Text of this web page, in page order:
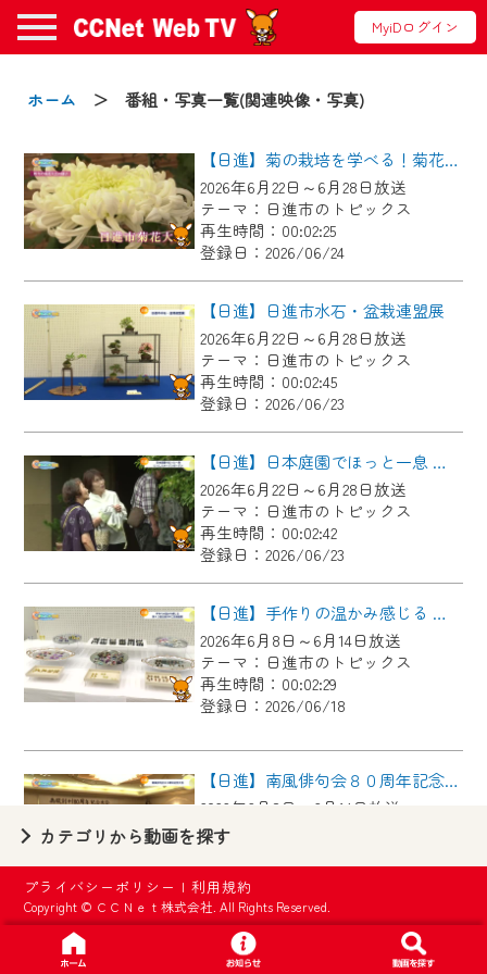
MyiDログイン
ホーム ＞ 番組・写真一覧(関連映像・写真)
【日進】菊の栽培を学べる！菊花大会に向けた菊づくり講習会
2026年6月22日～6月28日放送
テーマ：日進市のトピックス
再生時間：00:02:25
登録日：2026/06/24
【日進】日進市水石・盆栽連盟展
2026年6月22日～6月28日放送
テーマ：日進市のトピックス
再生時間：00:02:45
登録日：2026/06/23
【日進】日本庭園でほっと一息 にっしんオープンガーデン
2026年6月22日～6月28日放送
テーマ：日進市のトピックス
再生時間：00:02:42
登録日：2026/06/23
【日進】手作りの温かみ感じる 第４３回日進市手工芸連盟展
2026年6月8日～6月14日放送
テーマ：日進市のトピックス
再生時間：00:02:29
登録日：2026/06/18
【日進】南風俳句会８０周年記念大会
2026年6月8日～6月14日放送
テーマ：日進市のトピックス
再生時間：00:02:42
登録日：2026/06/18
【日進】元中日ドラゴンズ山本昌広さんが教える野球教室
2026年6月1日～6月7日放送
カテゴリから動画を探す
プライバシーポリシー |利用規約
Copyright © ＣＣＮｅｔ株式会社. All Rights Reserved.
お知らせ
2024/09/02
動画配信サービス『CCNet Web TV』は2024
年9月24日からリニューアルします！
【変更点】
◆デザイン変更により、お住まいの地域
の動画コンテンツが一目瞭然。
◆当社アプリやＰＣブラウザから、いつ
でも・どこでも・外出先でも！
CCNetサービスエリア20市町の地域情報
番組をご視聴いただけます！
【ご注意】
2024年9月24日からはご加入者様へのサー
ビス向上のため、
『CCNet Web TV』を利用いただくには、
一部コンテンツを除き、
CCNetサービスへの加入と『CCNetマイ
ページ※』へのログインが必要となりま
す。
いたします。
要となります。
※MyIDとは、CCNet Web TVを含むCCNetの
各種サービスをご利用頂くためのIDです。
IDはお客様が使っているメールアドレス
で設定できます。